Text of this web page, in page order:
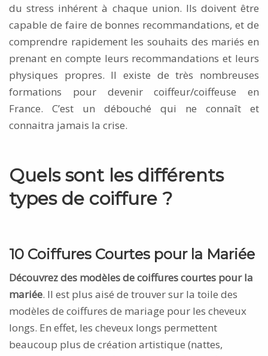
du stress inhérent à chaque union. Ils doivent être
capable de faire de bonnes recommandations, et de
comprendre rapidement les souhaits des mariés en
prenant en compte leurs recommandations et leurs
physiques propres. Il existe de très nombreuses
formations pour devenir coiffeur/coiffeuse en
France. C’est un débouché qui ne connaît et
connaitra jamais la crise.
Quels sont les différents
types de coiffure ?
10 Coiffures Courtes pour la Mariée
Découvrez des modèles de coiffures courtes pour la
mariée. Il est plus aisé de trouver sur la toile des
modèles de coiffures de mariage pour les cheveux
longs. En effet, les cheveux longs permettent
beaucoup plus de création artistique (nattes,